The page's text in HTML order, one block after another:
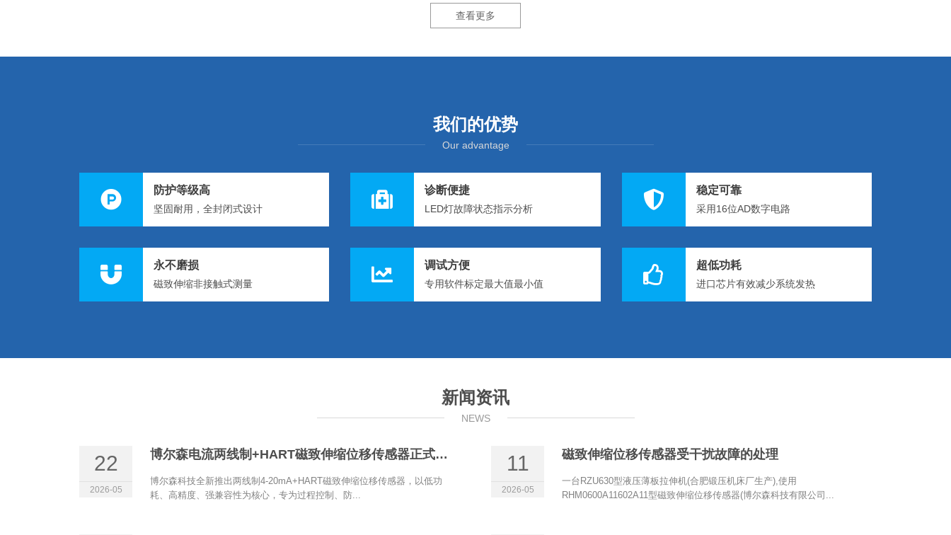
查看更多
我们的优势
Our advantage
防护等级高
坚固耐用，全封闭式设计
诊断便捷
LED灯故障状态指示分析
稳定可靠
采用16位AD数字电路
永不磨损
磁致伸缩非接触式测量
调试方便
专用软件标定最大值最小值
超低功耗
进口芯片有效减少系统发热
新闻资讯
NEWS
22
2026-05
博尔森电流两线制+HART磁致伸缩位移传感器正式上线
博尔森科技全新推出两线制4-20mA+HART磁致伸缩位移传感器，以低功
耗、高精度、强兼容性为核心，专为过程控制、防...
11
2026-05
磁致伸缩位移传感器受干扰故障的处理
一台RZU630型液压薄板拉伸机(合肥锻压机床厂生产),使用
RHM0600A11602A11型磁致伸缩位移传感器(博尔森科技有限公司...